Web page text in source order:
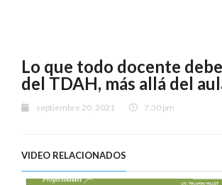
Lo que todo docente
del TDAH, más allá del
septiembre 20, 2021 7:30 pm
VIDEO RELACIONADOS